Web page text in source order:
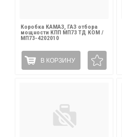
Коробка КАМАЗ, ГАЗ отбора
мощности КПП МП73 ТД КОМ /
МП73-4202010
В КОРЗИНУ